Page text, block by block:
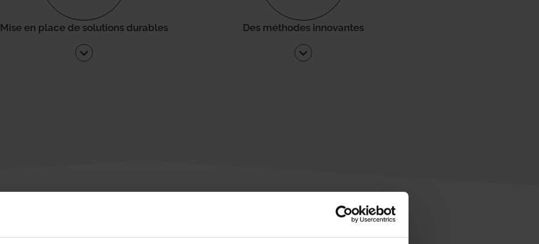
Mise en place de solutions durables Des méthodes innovantes